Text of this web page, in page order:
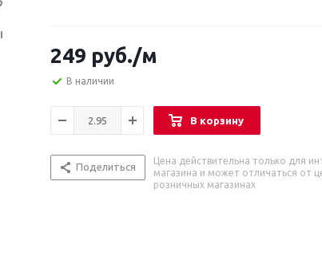
249 руб./м
В наличии
В корзину
Поделиться
Цена действительна только для
магазина и может отличаться от
розничных магазинах